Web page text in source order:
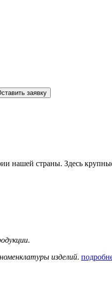
нашей страны. Здесь
.
изделий.